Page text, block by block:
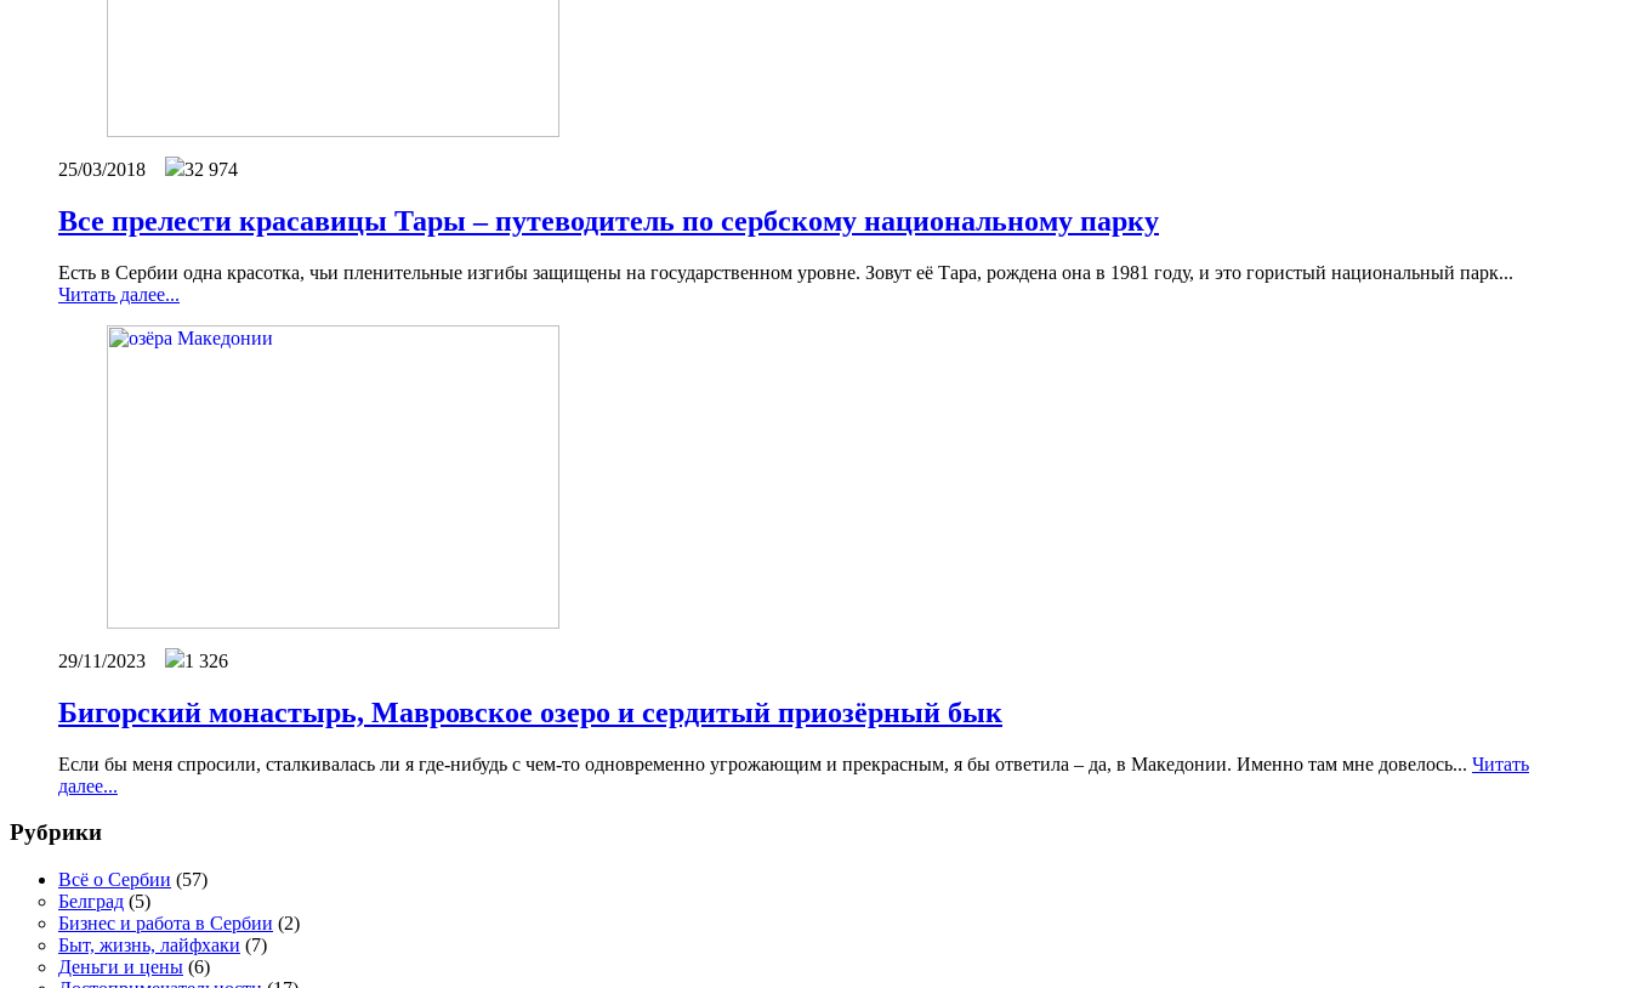
25/03/2018 32 974
Все прелести красавицы Тары – путеводитель по сербскому национальному парку
Есть в Сербии одна красотка, чьи пленительные изгибы защищены на государственном уровне. Зовут её Тара, рождена она в 1981 году, и это гористый национальный парк...
Читать далее...
29/11/2023 1 326
Бигорский монастырь, Мавровское озеро и сердитый приозёрный бык
Если бы меня спросили, сталкивалась ли я где-нибудь с чем-то одновременно угрожающим и прекрасным, я бы ответила – да, в Македонии. Именно там мне довелось... Читать
далее...
Рубрики
Всё о Сербии (57)
Белград (5)
Бизнес и работа в Сербии (2)
Быт, жизнь, лайфхаки (7)
Деньги и цены (6)